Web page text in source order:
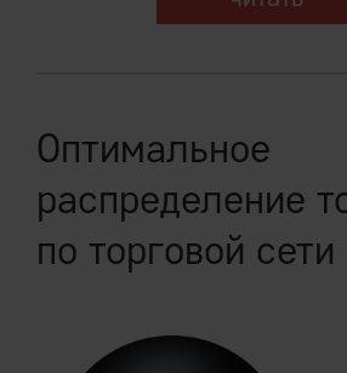
Оптимальное
распределение
по торговой сети